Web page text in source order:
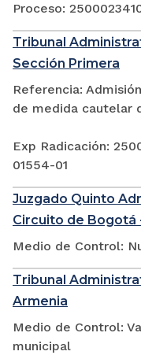
Proceso:
Tribunal
Sección Primera
Referencia:
de medida cautelar
Exp Radicación:
01554-01
Juzgado Quinto
Circuito de Bogotá
Medio de Control:
Tribunal
Armenia
Medio de Control:
municipal